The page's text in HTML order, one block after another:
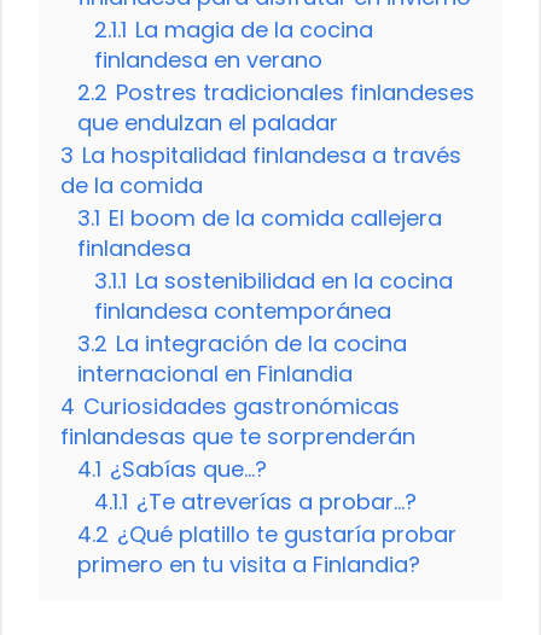
2.1.1 La magia de la cocina
finlandesa en verano
2.2 Postres tradicionales finlandeses
que endulzan el paladar
3 La hospitalidad finlandesa a través
de la comida
3.1 El boom de la comida callejera
finlandesa
3.1.1 La sostenibilidad en la cocina
finlandesa contemporánea
3.2 La integración de la cocina
internacional en Finlandia
4 Curiosidades gastronómicas
finlandesas que te sorprenderán
4.1 ¿Sabías que…?
4.1.1 ¿Te atreverías a probar…?
4.2 ¿Qué platillo te gustaría probar
primero en tu visita a Finlandia?